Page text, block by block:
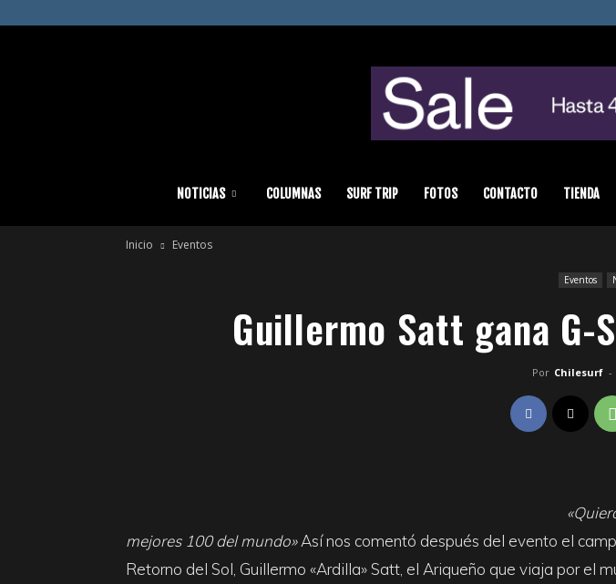
Chilesurf
Report
NOTICIAS COLUMNAS SURF TRIP FOTOS CONTACTO TIENDA
Inicio Eventos
Eventos
Guillermo Satt gana
Por Chilesurf -
mejores 100 del mundo»Así nos comentó después del evento el
Retorno del Sol, Guillermo «Ardilla» Satt, el Ariqueño que viaja por el